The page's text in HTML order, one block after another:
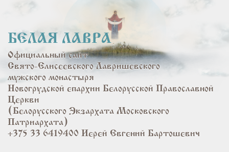
основному
содержанию
БЕЛАЯ ЛАВРА
Официальный сайт
Свято-Елисеевского Лавришевского
мужского монастыря
Новогрудской епархии Белорусской Православной
Церкви
(Белорусского Экзархата Московского
Патриархата)
+375 33 6419400 Иерей Евгений Бартошевич